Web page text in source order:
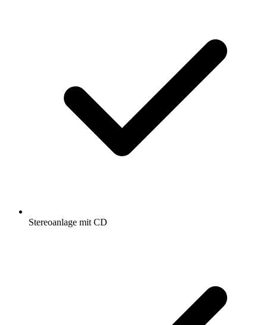
Stereoanlage mit CD